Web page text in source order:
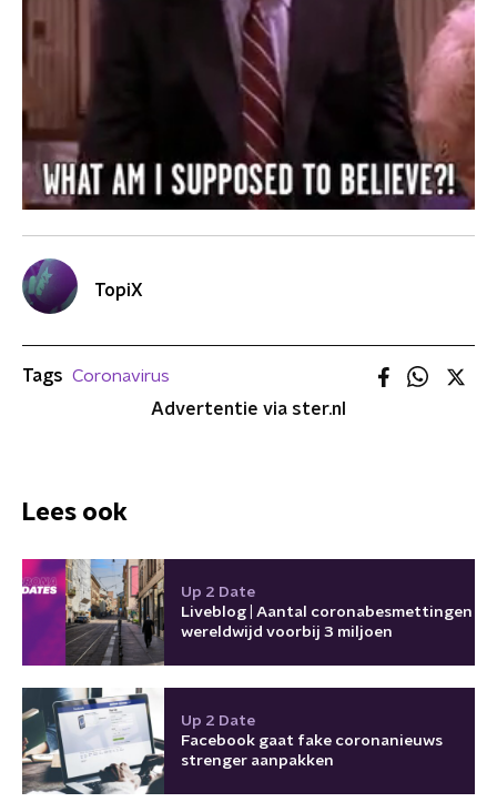
TopiX
Tags Coronavirus
Advertentie via ster.nl
Lees ook
Up 2 Date
Liveblog | Aantal coronabesmettingen
wereldwijd voorbij 3 miljoen
Up 2 Date
Facebook gaat fake coronanieuws
strenger aanpakken